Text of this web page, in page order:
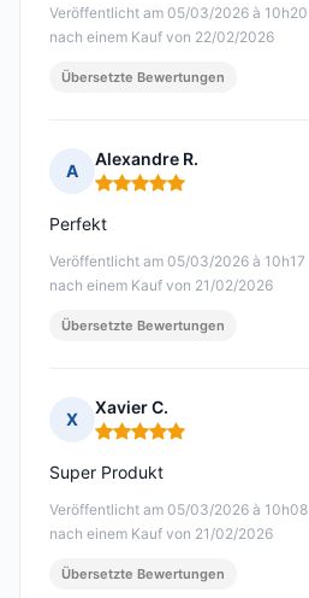
Veröffentlicht am 05/03/2026 à 10h20
nach einem Kauf von 22/02/2026
Übersetzte Bewertungen
A
Alexandre R.
Hinweis: 5 von 5
Veröffentlicht am 05/03/2026 à 10h17
nach einem Kauf von 21/02/2026
Perfekt
Übersetzte Bewertungen
X
Xavier C.
Hinweis: 5 von 5
Veröffentlicht am 05/03/2026 à 10h08
nach einem Kauf von 21/02/2026
Super Produkt
Übersetzte Bewertungen